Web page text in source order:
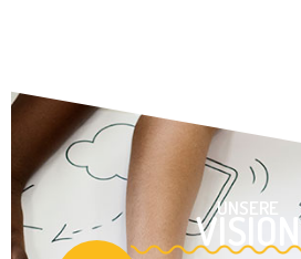
UNSERE
VISION